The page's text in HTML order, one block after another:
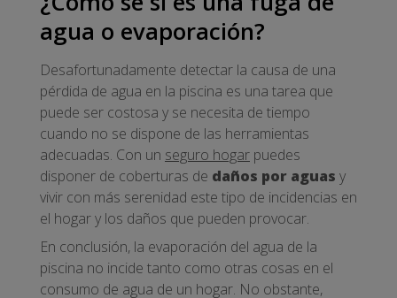
agua o evaporación?
Desafortunadamente detectar la causa de una
pérdida de agua en la piscina es una tarea que
puede ser costosa y se necesita de tiempo
cuando no se dispone de las herramientas
adecuadas. Con un seguro hogar puedes
disponer de coberturas de daños por aguas y
vivir con más serenidad este tipo de incidencias en
el hogar y los daños que pueden provocar.
En conclusión, la evaporación del agua de la
piscina no incide tanto como otras cosas en el
consumo de agua de un hogar. No obstante,